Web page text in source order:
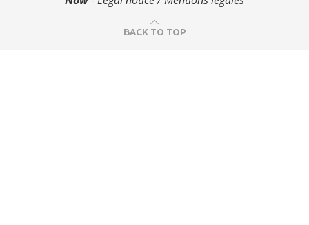
BACK TO TOP